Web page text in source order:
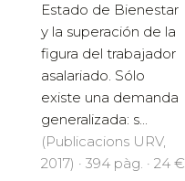
Estado de Bienestar
y la superación de la
figura del trabajador
asalariado. Sólo
existe una demanda
generalizada: s...
(Publicacions URV,
2017) · 394 pàg. · 24 €